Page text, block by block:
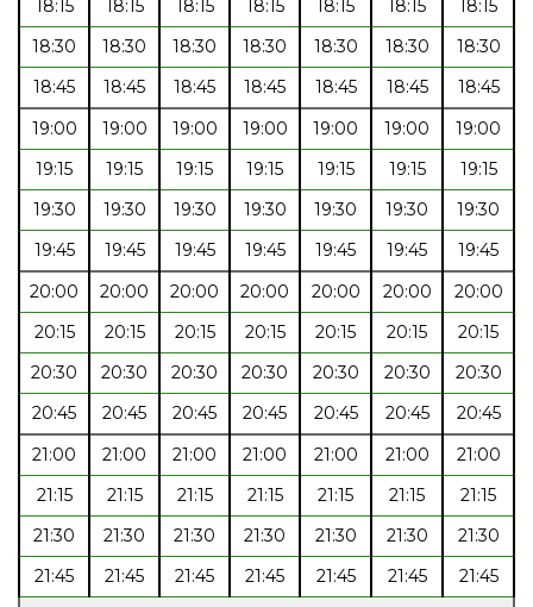
18:15
18:15 18:15 18:15 18:15 18:15
18:15
18:30
18:30 18:30 18:30 18:30 18:30
18:30
18:45
18:45 18:45 18:45 18:45 18:45
18:45
19:00
19:00 19:00 19:00 19:00 19:00
19:00
19:15
19:15 19:15 19:15 19:15 19:15
19:15
19:30
19:30 19:30 19:30 19:30 19:30
19:30
19:45
19:45 19:45 19:45 19:45 19:45
19:45
20:00
20:00 20:00 20:00 20:00 20:00
20:00
20:15
20:15 20:15 20:15 20:15 20:15
20:15
20:30
20:30 20:30 20:30 20:30 20:30
20:30
20:45
20:45 20:45 20:45 20:45 20:45
20:45
21:00
21:00 21:00 21:00 21:00 21:00
21:00
21:15
21:15 21:15 21:15 21:15 21:15
21:15
21:30
21:30 21:30 21:30 21:30 21:30
21:30
21:45
21:45 21:45 21:45 21:45 21:45 21:45